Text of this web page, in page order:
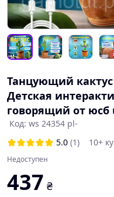
Танцующий
Детская
говорящий от
Код: ws 24354 pl-
5.0 (1) 10+
Недоступен
437 ₴